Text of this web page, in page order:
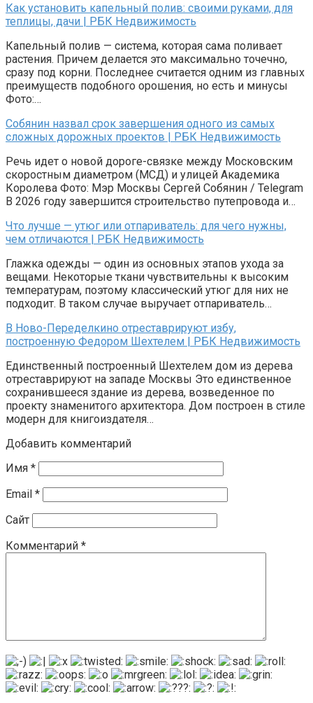
Как установить капельный полив: своими руками, для
теплицы, дачи | РБК Недвижимость
Капельный полив — система, которая сама поливает
растения. Причем делается это максимально точечно,
сразу под корни. Последнее считается одним из главных
преимуществ подобного орошения, но есть и минусы
Фото:…
Собянин назвал срок завершения одного из самых
сложных дорожных проектов | РБК Недвижимость
Речь идет о новой дороге-связке между Московским
скоростным диаметром (МСД) и улицей Академика
Королева Фото: Мэр Москвы Сергей Собянин / Telegram
В 2026 году завершится строительство путепровода и…
Что лучше — утюг или отпариватель: для чего нужны,
чем отличаются | РБК Недвижимость
Глажка одежды — один из основных этапов ухода за
вещами. Некоторые ткани чувствительны к высоким
температурам, поэтому классический утюг для них не
подходит. В таком случае выручает отпариватель…
В Ново-Переделкино отреставрируют избу,
построенную Федором Шехтелем | РБК Недвижимость
Единственный построенный Шехтелем дом из дерева
отреставрируют на западе Москвы Это единственное
сохранившееся здание из дерева, возведенное по
проекту знаменитого архитектора. Дом построен в стиле
модерн для книгоиздателя…
Добавить комментарий
Имя *
Email *
Сайт
Комментарий *